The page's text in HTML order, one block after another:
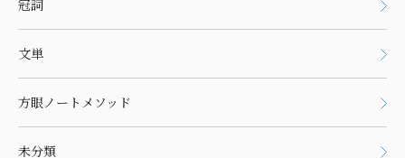
冠詞
文単
方眼ノートメソッド
未分類